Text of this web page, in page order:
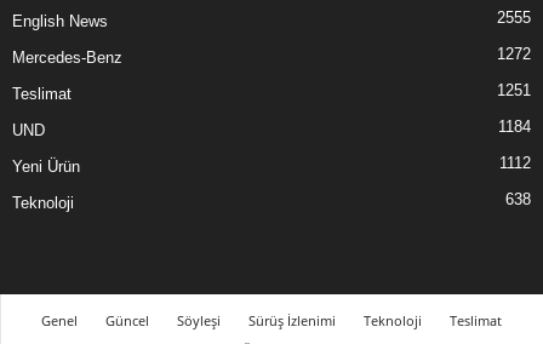
English News 2555
Mercedes-Benz 1272
Teslimat 1251
UND 1184
Yeni Ürün 1112
Teknoloji 638
Genel Güncel Söyleşi Sürüş İzlenimi Teknoloji
Teslimat